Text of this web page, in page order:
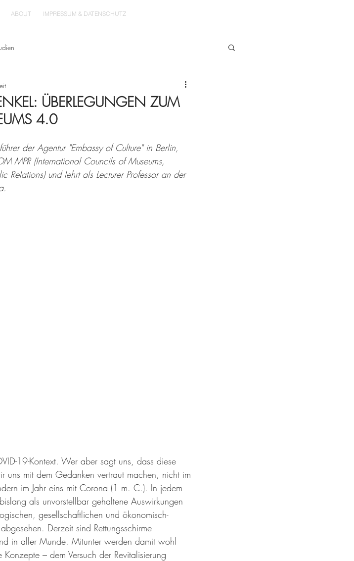
ABOUT IMPRESSUM & DATENSCHUTZ
ÜBERLEGUNGEN ZUM
4.0
der Agentur "Embassy of Culture" in Berlin,
MPR (International Councils of Museums,
Relations) und lehrt als Lecturer Professor an der
19-Kontext. Wer aber sagt uns, dass diese
uns mit dem Gedanken vertraut machen, nicht im
im Jahr eins mit Corona (1 m. C.). In jedem
als unvorstellbar gehaltene Auswirkungen
gesellschaftlichen und ökonomisch-
Derzeit sind Rettungsschirme
in aller Munde. Mitunter werden damit wohl
– dem Versuch der Revitalisierung